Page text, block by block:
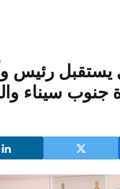
يستقبل رئيس
جنوب سيناء